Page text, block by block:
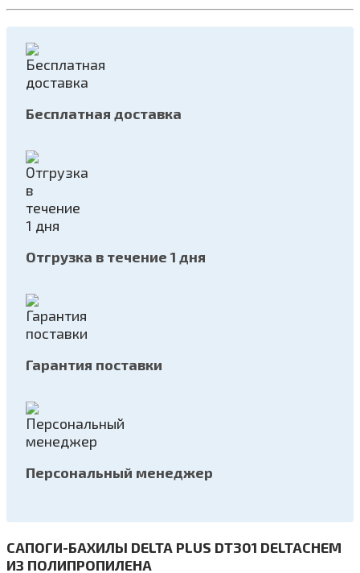
Бесплатная доставка
Отгрузка в течение 1 дня
Гарантия поставки
Персональный менеджер
САПОГИ-БАХИЛЫ DELTA PLUS DT301 DELTACHEM
ИЗ ПОЛИПРОПИЛЕНА